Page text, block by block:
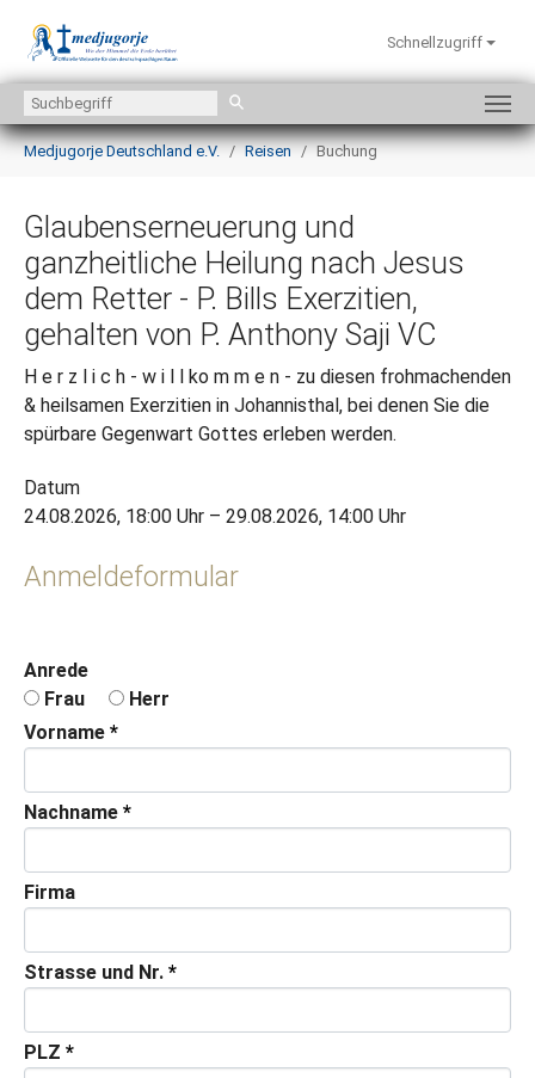
Zum Hauptinhalt springen
Schnellzugriff
Sie sind hier:
Medjugorje Deutschland e.V.
Reisen Buchung
Glaubenserneuerung und
ganzheitliche Heilung nach Jesus
dem Retter - P. Bills Exerzitien,
gehalten von P. Anthony Saji VC
H e r z l i c h - w i l l ko m m e n - zu diesen frohmachenden
& heilsamen Exerzitien in Johannisthal, bei denen Sie die
spürbare Gegenwart Gottes erleben werden.
Datum
24.08.2026, 18:00 Uhr – 29.08.2026, 14:00 Uhr
Anmeldeformular
Anrede
Frau
Herr
Vorname *
Nachname *
Firma
Strasse und Nr. *
PLZ *